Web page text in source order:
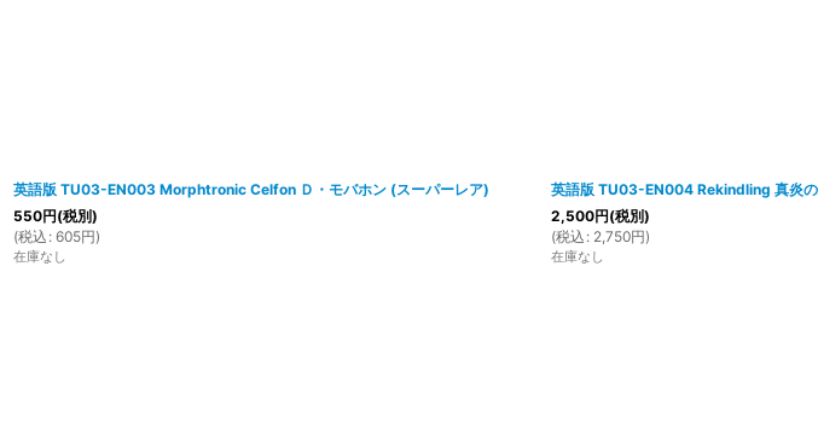
英語版 TU03-EN003 Morphtronic Celfon Ｄ・モバホン (スーパーレア)
550円(税別)
(税込 : 605円)
在庫なし
英語版 TU03-EN004 Rekindling 真炎
2,500円(税別)
(税込 : 2,750円)
在庫なし